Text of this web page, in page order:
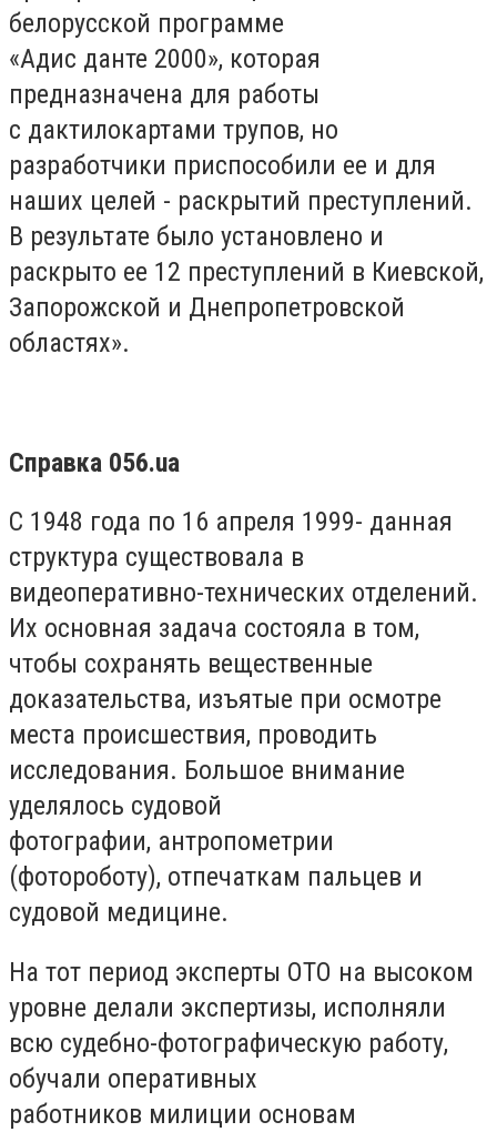
белорусской программе
«Адис данте 2000», которая
предназначена для работы
с дактилокартами трупов, но
разработчики приспособили ее и для
наших целей - раскрытий преступлений.
В результате было установлено и
раскрыто ее 12 преступлений в Киевской,
Запорожской и Днепропетровской
областях».
Справка 056.ua
С 1948 года по 1 6 апреля 1999- данная
структура существовала в
видеоперативно-технических отделений.
Их основная задача состояла в том,
чтобы сохранять вещественные
доказательства, изъятые при осмотре
места происшествия, проводить
исследования. Большое внимание
уделялось судовой
фотографии, антропометрии
(фотороботу), отпечаткам пальцев и
судовой медицине.
На тот период эксперты ОТО на высоком
уровне делали экспертизы, исполняли
всю судебно-фотографическую работу,
обучали оперативных
работников милиции основам